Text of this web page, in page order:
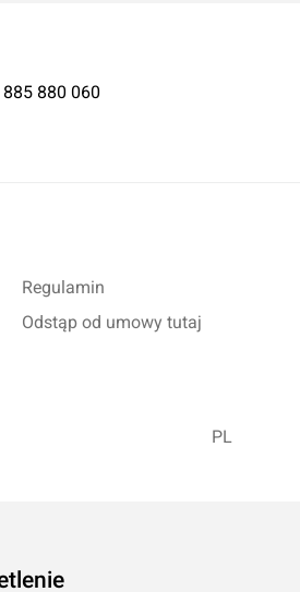
880 060
Regulamin
Odstąp od umowy tutaj
PL